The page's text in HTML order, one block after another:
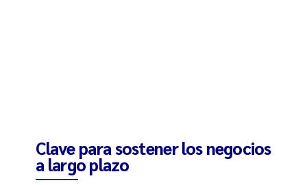
Clave para sostener los negocios
a largo plazo